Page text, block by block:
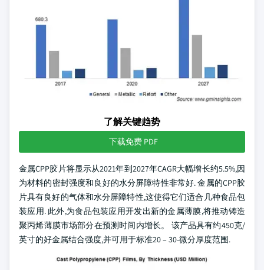
了解关键趋势
下载免费 PDF
金属CPP胶片将显示从2021年到2027年CAGR大幅增长约5.5%,因
为材料的密封强度和良好的水分屏障特性非常好. 金属的CPP胶
片具有良好的气体和水分屏障特性,这使得它们适合几种食品包
装应用. 此外,为食品包装应用开发出新的金属薄膜,将推动铸造
聚丙烯薄膜市场部分在预测时间内增长。 该产品具有约450克/
英寸的好金属结合强度,并可用于标准20 – 30-微分厚度范围.